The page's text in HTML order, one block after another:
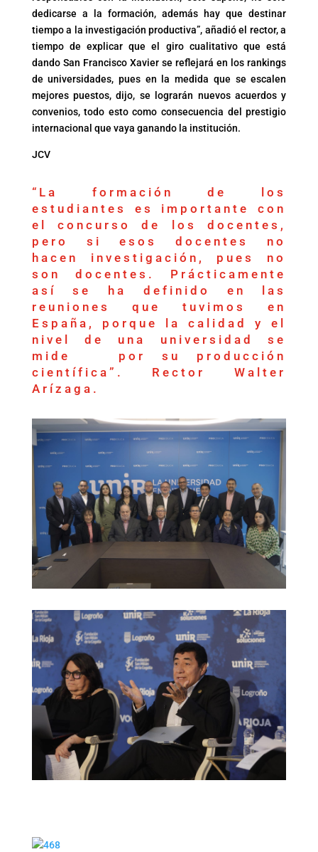
dedicarse a la formación, además hay que destinar
tiempo a la investigación productiva”, añadió el rector, a
tiempo de explicar que el giro cualitativo que está
dando San Francisco Xavier se reflejará en los rankings
de universidades, pues en la medida que se escalen
mejores puestos, dijo, se lograrán nuevos acuerdos y
convenios, todo esto como consecuencia del prestigio
internacional que vaya ganando la institución.
JCV
“La formación de los
estudiantes es importante con
el concurso de los docentes,
pero si esos docentes no
hacen investigación, pues no
son docentes. Prácticamente
así se ha definido en las
reuniones que tuvimos en
España, porque la calidad y el
nivel de una universidad se
mide por su producción
científica”. Rector Walter
Arízaga.